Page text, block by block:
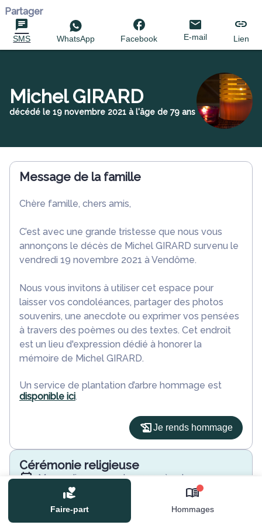
Faire-part Hommages
Partager
SMS WhatsApp Facebook E-mail Lien
Michel GIRARD
décédé le 19 novembre 2021 à l'âge de 79 ans
Message de la famille
Chère famille, chers amis,
C’est avec une grande tristesse que nous vous
annonçons le décès de Michel GIRARD survenu le
vendredi 19 novembre 2021 à Vendôme.
Nous vous invitons à utiliser cet espace pour
laisser vos condoléances, partager des photos
souvenirs, une anecdote ou exprimer vos pensées
à travers des poèmes ou des textes. Cet endroit
est un lieu d'expression dédié à honorer la
mémoire de Michel GIRARD.
Un service de plantation d’arbre hommage est
disponible ici.
Je rends hommage
Cérémonie religieuse
mercredi 24 novembre 2021 à 14h30
Eglise Saint-Nicolas de Fréteval
12 Rue de l'Étang
41160 Fréteval